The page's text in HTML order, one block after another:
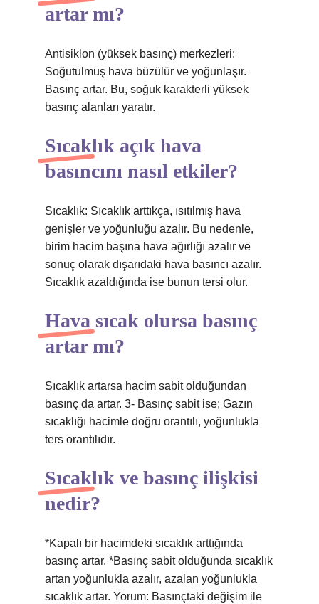
artar mı?
Antisiklon (yüksek basınç) merkezleri:
Soğutulmuş hava büzülür ve yoğunlaşır.
Basınç artar. Bu, soğuk karakterli yüksek
basınç alanları yaratır.
Sıcaklık açık hava
basıncını nasıl etkiler?
Sıcaklık: Sıcaklık arttıkça, ısıtılmış hava
genişler ve yoğunluğu azalır. Bu nedenle,
birim hacim başına hava ağırlığı azalır ve
sonuç olarak dışarıdaki hava basıncı azalır.
Sıcaklık azaldığında ise bunun tersi olur.
Hava sıcak olursa basınç
artar mı?
Sıcaklık artarsa ​​hacim sabit olduğundan
basınç da artar. 3- Basınç sabit ise; Gazın
sıcaklığı hacimle doğru orantılı, yoğunlukla
ters orantılıdır.
Sıcaklık ve basınç ilişkisi
nedir?
*Kapalı bir hacimdeki sıcaklık arttığında
basınç artar. *Basınç sabit olduğunda sıcaklık
artan yoğunlukla azalır, azalan yoğunlukla
sıcaklık artar. Yorum: Basınçtaki değişim ile